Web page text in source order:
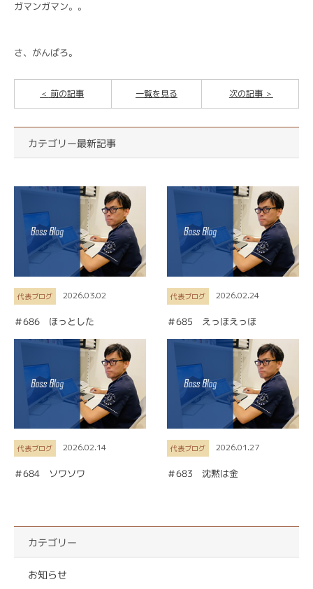
ガマンガマン。。
さ、がんばろ。
前の記事 次の記事
一覧を見る
カテゴリー最新記事
代表ブログ 2026.03.02
＃686 ほっとした
代表ブログ 2026.02.24
＃685 えっほえっほ
代表ブログ 2026.02.14
＃684 ソワソワ
代表ブログ 2026.01.27
＃683 沈黙は金
カテゴリー
お知らせ